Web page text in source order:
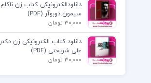
دانلودالکترونیکی کتاب زن ناکام
سیمون دوبوآر (PDF)
30,000 تومان
دانلود کتاب الکترونیکی زن دکتر
علی شریعتی (PDF)
30,000 تومان